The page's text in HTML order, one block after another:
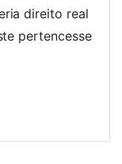
direito real
pertencesse